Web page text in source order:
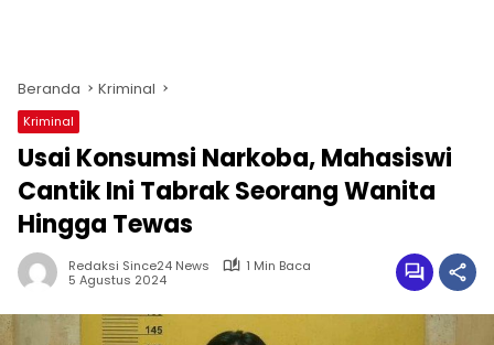
Beranda Kriminal
Kriminal
Usai Konsumsi Narkoba, Mahasiswi
Cantik Ini Tabrak Seorang Wanita
Hingga Tewas
Redaksi Since24 News
1 Min Baca
5 Agustus 2024